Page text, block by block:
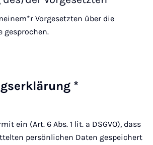
Vorgesetzten über die
gesprochen.
*
ein (Art. 6 Abs. 1 lit. a DSGVO), dass
persönlichen Daten gespeichert